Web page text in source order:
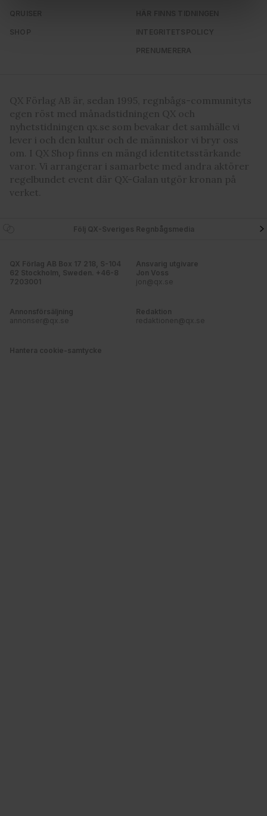
Vi använder enhetsidentifierare för att anpassa innehållet
och annonserna till användarna, tillhandahålla funktioner
för sociala medier och analysera vår trafik. Vi
Dessa kan i sin tur kombinera informationen med annan
information som du har tillhandahållit eller som de har
samlat in när du har använt deras tjänster. Du godkänner
våra cookies vid fortsatt användande av vår webbplats.
QRUISER
SHOP INTEGRITETSPOLICY
PRENUMERERA
QX Förlag AB är, sedan 1995, regnbågs-communityts
egen röst med månadstidningen QX och
nyhetstidningen qx.se som bevakar det samhälle vi
lever i och den kultur och de människor vi bryr oss
om. I QX Shop finns en mängd identitetsstärkande
varor. Vi arrangerar i samarbete med andra aktörer
regelbundet event där QX-Galan utgör kronan på
verket.
Följ QX-Sveriges Regnbågsmedia
QX Förlag AB Box 17 218, S-104
62 Stockholm, Sweden. +46-8
7203001
Ansvarig utgivare
Jon Voss
jon@qx.se
Annonsförsäljning
annonser@qx.se
Redaktion
redaktionen@qx.se
Hantera cookie-samtycke